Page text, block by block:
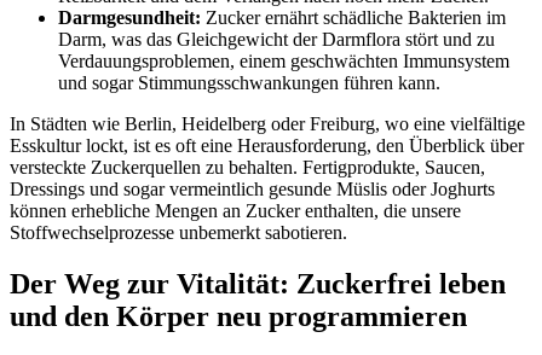
Darmgesundheit: Zucker ernährt schädliche Bakterien im
Darm, was das Gleichgewicht der Darmflora stört und zu
Verdauungsproblemen, einem geschwächten Immunsystem
und sogar Stimmungsschwankungen führen kann.
In Städten wie Berlin, Heidelberg oder Freiburg, wo eine vielfältige
Esskultur lockt, ist es oft eine Herausforderung, den Überblick über
versteckte Zuckerquellen zu behalten. Fertigprodukte, Saucen,
Dressings und sogar vermeintlich gesunde Müslis oder Joghurts
können erhebliche Mengen an Zucker enthalten, die unsere
Stoffwechselprozesse unbemerkt sabotieren.
Der Weg zur Vitalität: Zuckerfrei leben
und den Körper neu programmieren